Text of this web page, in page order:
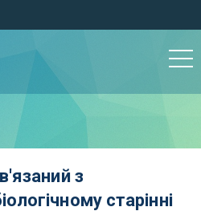
з
старінні